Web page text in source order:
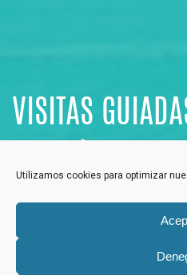
Utilizamos cookies para optimizar
VISITAS
BENICÀSSIM
Recorre todos los rincones
con nuestras visitas guiadas.
al máximo en familia, en